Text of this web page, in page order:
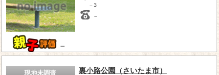
－
−３
－
現地未調査 裏小路公園（さいたま市）